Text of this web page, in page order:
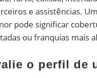
e assistências.
pode significar
ou franquias mais
o perfil de